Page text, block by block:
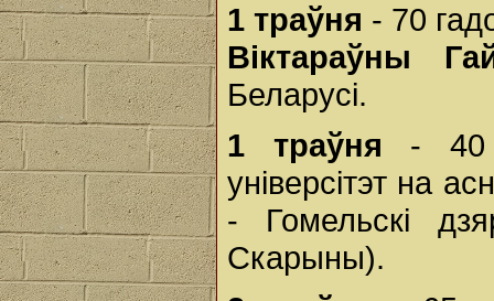
1 траўня - 70
Віктараўны
Беларусі.
1 траўня - 40
універсітэт на
- Гомельскі
Скарыны).